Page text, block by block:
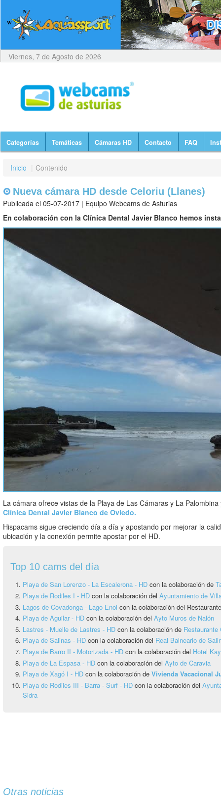
Viernes, 7 de Agosto de 2026
Categorías Temáticas Cámaras HD Contacto FAQ
Inicio | Contenido
Nueva cámara HD desde Celoriu (Llanes)
Publicada el 05-07-2017 | Equipo Webcams de Asturias
En colaboración con la Clínica Dental Javier Blanco hemos
La cámara ofrece vistas de la Playa de Las Cámaras y La
Clínica Dental Javier Blanco de Oviedo.
Hispacams sigue creciendo día a día y apostando por mejorar la
ubicación y la conexión permite apostar por el HD.
Top 10 cams del día
Playa de San Lorenzo - La Escalerona - HD con la colaboración de
Playa de Rodiles I - HD con la colaboración del Ayuntamiento de
Lagos de Covadonga - Lago Enol con la colaboración del
Playa de Aguilar - HD con la colaboración del Ayto Muros de Nalón
Lastres - Muelle de Lastres - HD con la colaboración de
Playa de Salinas - HD con la colaboración del Real Balneario de
Playa de Barro II - Motorizada - HD con la colaboración del Hotel
Playa de La Espasa - HD con la colaboración del Ayto de Caravia
Playa de Xagó I - HD con la colaboración de Vivienda Vacacional
Playa de Rodiles III - Barra - Surf - HD con la colaboración del
Sidra
Otras noticias